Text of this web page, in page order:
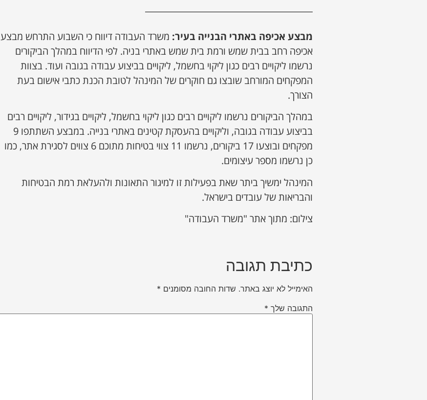
מבצע אכיפה באתרי הבנייה בעיר: משרד העבודה דיווח כי השבוע התרחש מבצע
אכיפה רחב בבית שמש ורמת בית שמש באתרי בניה. לפי הדיווח במהלך הביקורים
נרשמו ליקויים רבים כגון ליקוי בחשמל, ליקויים בביצוע עבודה בגובה ועוד. בצוות
המפקחים המורחב שובצו גם חוקרים של המינהל לטובת הכנת כתבי אישום בעת
הצורך.
במהלך הביקורים נרשמו ליקויים רבים כגון ליקוי בחשמל, ליקויים בגידור, ליקויים רבים
בביצוע עבודה בגובה, וליקויים בהעסקת קטינים באתרי בנייה. במבצע השתתפו 9
מפקחים ובוצעו 17 ביקורים, נרשמו 11 צווי בטיחות מתוכם 6 צווים לסגירת אתר, כמו
כן נרשמו מספר עיצומים.
המינהל ימשיך ביתר שאת בפעילות זו למיגור התאונות ולהעלאת רמת הבטיחות
והבריאות של עובדים בישראל.
צילום: מתוך אתר "משרד העבודה"
כתיבת תגובה
האימייל לא יוצג באתר. שדות החובה מסומנים *
התגובה שלך *